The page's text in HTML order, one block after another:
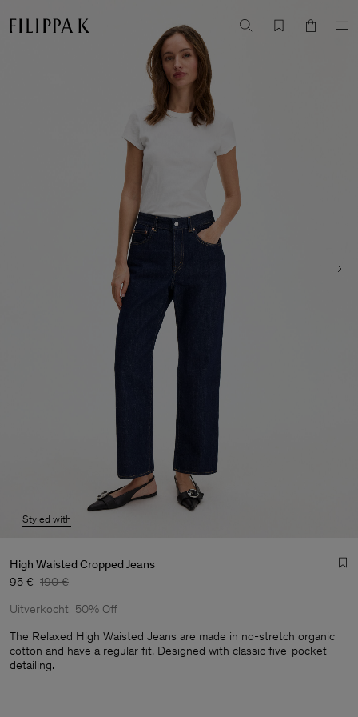
Styled with
High Waisted Cropped Jeans
95 € 190 €
Uitverkocht 50% Off
The Relaxed High Waisted Jeans are made in no-stretch organic
cotton and have a regular fit. Designed with classic five-pocket
detailing.